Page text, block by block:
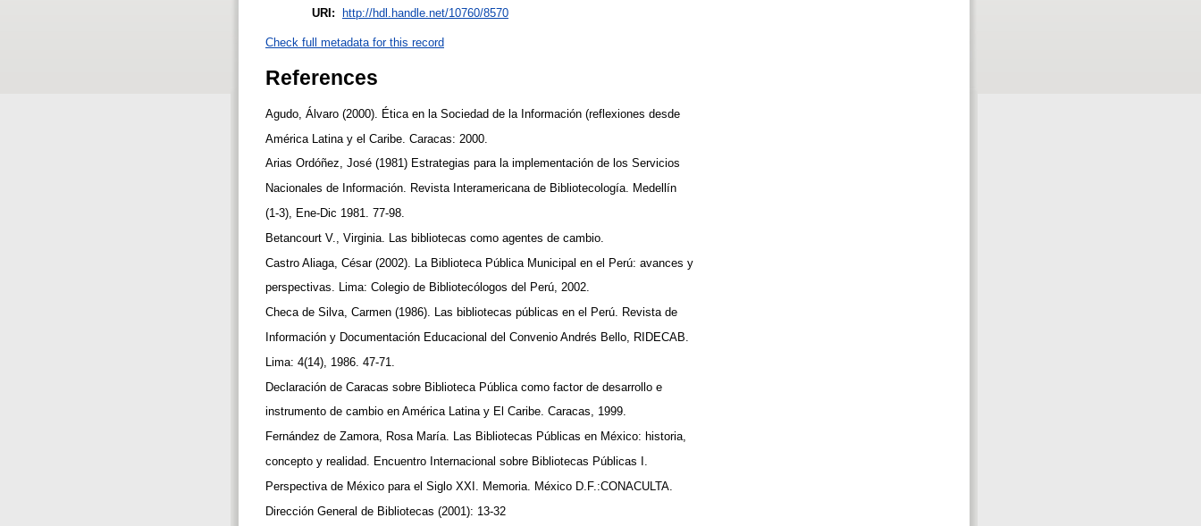
URI: http://hdl.handle.net/10760/8570
Check full metadata for this record
References
Agudo, Álvaro (2000). Ética en la Sociedad de la Información (reflexiones desde
América Latina y el Caribe. Caracas: 2000.
Arias Ordóñez, José (1981) Estrategias para la implementación de los Servicios
Nacionales de Información. Revista Interamericana de Bibliotecología. Medellín
(1-3), Ene-Dic 1981. 77-98.
Betancourt V., Virginia. Las bibliotecas como agentes de cambio.
Castro Aliaga, César (2002). La Biblioteca Pública Municipal en el Perú: avances y
perspectivas. Lima: Colegio de Bibliotecólogos del Perú, 2002.
Checa de Silva, Carmen (1986). Las bibliotecas públicas en el Perú. Revista de
Información y Documentación Educacional del Convenio Andrés Bello, RIDECAB.
Lima: 4(14), 1986. 47-71.
Declaración de Caracas sobre Biblioteca Pública como factor de desarrollo e
instrumento de cambio en América Latina y El Caribe. Caracas, 1999.
Fernández de Zamora, Rosa María. Las Bibliotecas Públicas en México: historia,
concepto y realidad. Encuentro Internacional sobre Bibliotecas Públicas I.
Perspectiva de México para el Siglo XXI. Memoria. México D.F.:CONACULTA.
Dirección General de Bibliotecas (2001): 13-32